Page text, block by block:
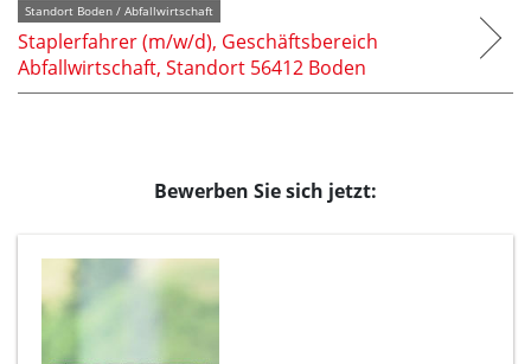
Standort Boden / Abfallwirtschaft
Staplerfahrer (m/w/d), Geschäftsbereich
Abfallwirtschaft, Standort 56412 Boden
Bewerben Sie sich jetzt: